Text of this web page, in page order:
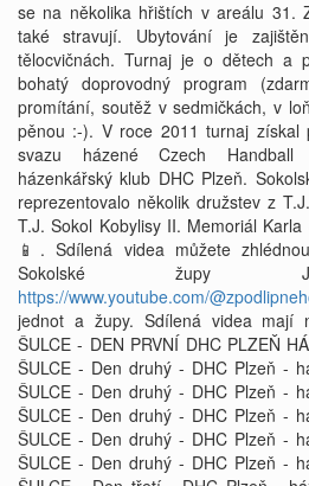
se na několika hřištích v areálu 31.
také stravují. Ubytování je
tělocvičnách. Turnaj je o dětech a
bohatý doprovodný program
promítání, soutěž v sedmičkách, v
pěnou :-). V roce 2011 turnaj získal
svazu házené Czech
házenkářský klub DHC Plzeň.
reprezentovalo několik družstev z
T.J. Sokol Kobylisy II. Memoriál
📱. Sdílená videa můžete
Sokolské župy
https://www.youtube.com/
jednot a župy. Sdílená videa mají
ŠULCE - DEN PRVNÍ DHC PLZEŇ
ŠULCE - Den druhý - DHC Plzeň -
ŠULCE - Den druhý - DHC Plzeň -
ŠULCE - Den druhý - DHC Plzeň -
ŠULCE - Den druhý - DHC Plzeň -
ŠULCE - Den druhý - DHC Plzeň -